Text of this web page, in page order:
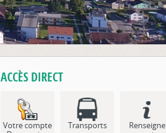
ACCÈS DIRECT
Votre compte
Transports
Renseigne